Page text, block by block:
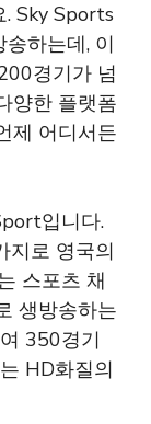
. Sky Sports
하는데, 이
경기가 넘
양한 플랫폼
제 어디서든
입니다.
지로 영국의
스포츠 채
생방송하는
350경기
HD화질의